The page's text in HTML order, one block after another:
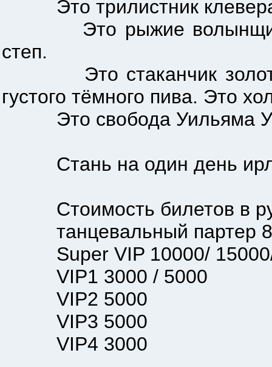
Это трилистник клевера
Это рыжие волынщики в
степ.
Это стаканчик
густого тёмного пива. Это
Это свобода Уильяма
Стань на один день
Стоимость билетов в
танцевальный партер
Super VIP 10000/
VIP1 3000 / 5000
VIP2 5000
VIP3 5000
VIP4 3000